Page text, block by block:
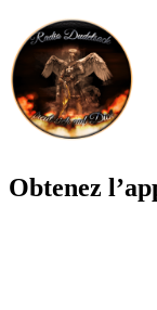
Obtenez